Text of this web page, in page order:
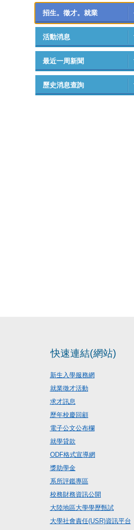
招生。徵才。就業
活動消息
最近一周新聞
歷史消息查詢
快速連結(網站)
新生入學服務網
就業徵才活動
求才訊息
歷年校慶回顧
電子公文公布欄
就學貸款
ODF格式宣導網
獎助學金
系所評鑑專區
校務財務資訊公開
大陸地區大學學歷甄試
大學社會責任(USR)資訊平台